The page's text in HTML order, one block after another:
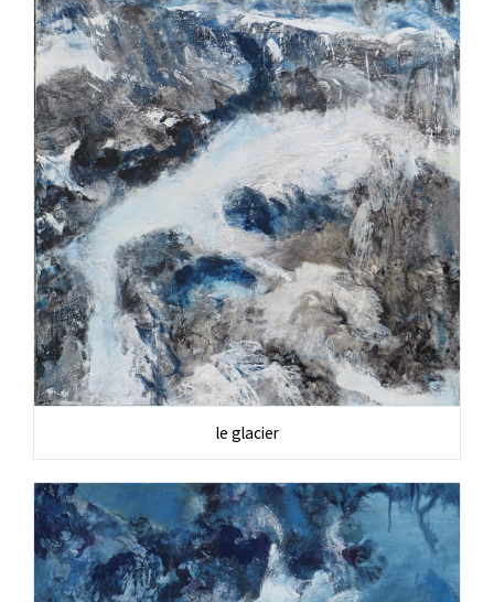
le glacier